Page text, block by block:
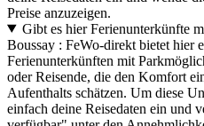
Preise anzuzeigen.
Gibt es hier Ferienunterkünfte
Boussay : FeWo-direkt bietet hier
Ferienunterkünften mit
oder Reisende, die den Komfort
Aufenthalts schätzen. Um diese
einfach deine Reisedaten ein und